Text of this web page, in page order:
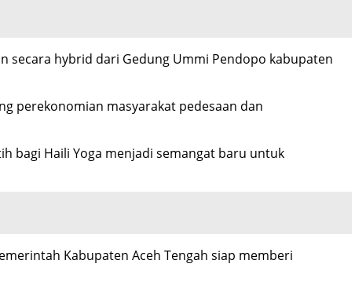
secara hybrid dari Gedung Ummi Pendopo kabupaten
perekonomian masyarakat pedesaan dan
bagi Haili Yoga menjadi semangat baru untuk
Kabupaten Aceh Tengah siap memberi